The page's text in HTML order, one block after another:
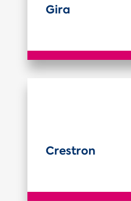
Gira
Crestron